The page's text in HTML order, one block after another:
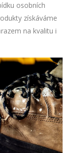
osobních
získáváme
na kvalitu i